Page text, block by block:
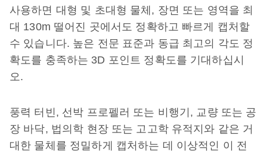
사용하면 대형 및 초대형 물체, 장면 또는 영역을 최
대 130m 떨어진 곳에서도 정확하고 빠르게 캡처할
수 있습니다. 높은 전문 표준과 동급 최고의 각도 정
확도를 충족하는 3D 포인트 정확도를 기대하십시
오.
풍력 터빈, 선박 프로펠러 또는 비행기, 교량 또는 공
장 바닥, 법의학 현장 또는 고고학 유적지와 같은 거
대한 물체를 정밀하게 캡처하는 데 이상적인 이 전